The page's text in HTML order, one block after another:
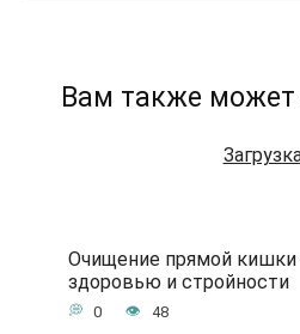
Вам также может
Очищение прямой кишки
здоровью и стройности
0 48